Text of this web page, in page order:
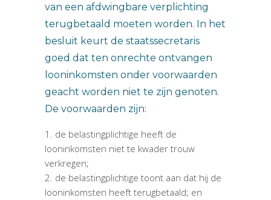
van een afdwingbare verplichting
terugbetaald moeten worden. In het
besluit keurt de staatssecretaris
goed dat ten onrechte ontvangen
looninkomsten onder voorwaarden
geacht worden niet te zijn genoten.
De voorwaarden zijn:
de belastingplichtige heeft de
looninkomsten niet te kwader trouw
verkregen;
de belastingplichtige toont aan dat hij de
looninkomsten heeft terugbetaald; en